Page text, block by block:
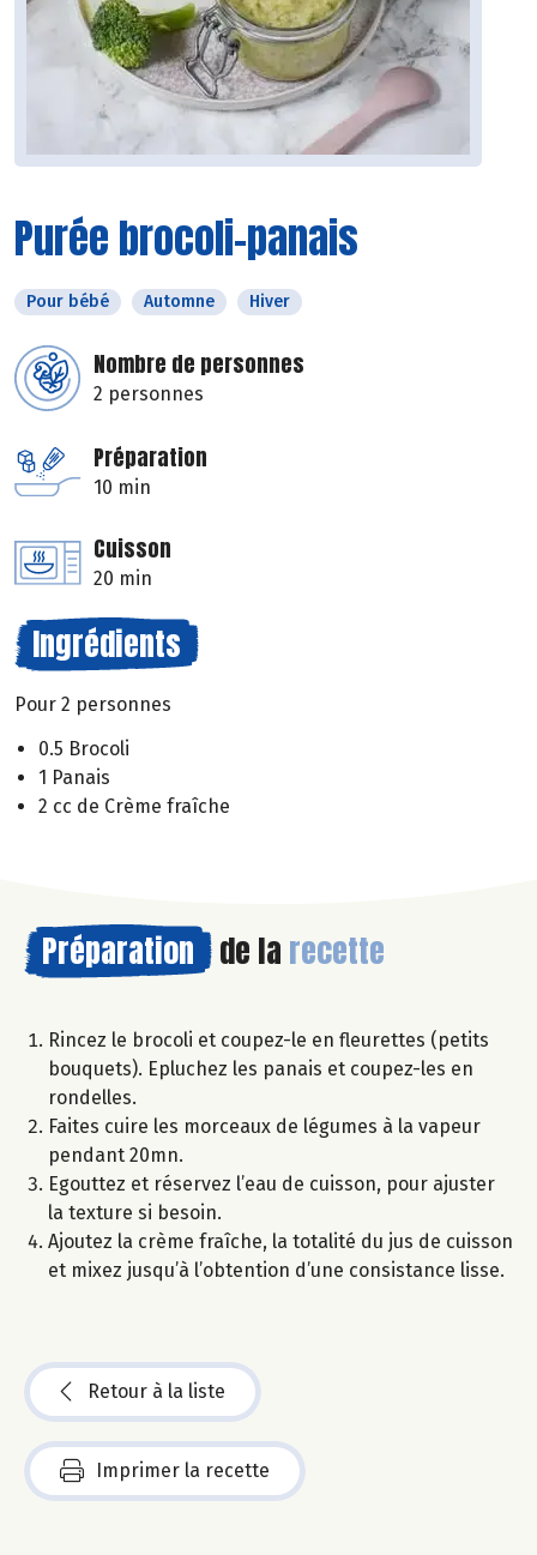
Purée brocoli-panais
Pour bébé Automne Hiver
Nombre de personnes
2 personnes
Préparation
10 min
Cuisson
20 min
Ingrédients
Pour 2 personnes
0.5 Brocoli
1 Panais
2 cc de Crème fraîche
Préparation de la recette
Rincez le brocoli et coupez-le en fleurettes (petits
bouquets). Epluchez les panais et coupez-les en
rondelles.
Faites cuire les morceaux de légumes à la vapeur
pendant 20mn.
Egouttez et réservez l’eau de cuisson, pour ajuster
la texture si besoin.
Ajoutez la crème fraîche, la totalité du jus de cuisson
et mixez jusqu’à l’obtention d’une consistance lisse.
Retour à la liste
Imprimer la recette